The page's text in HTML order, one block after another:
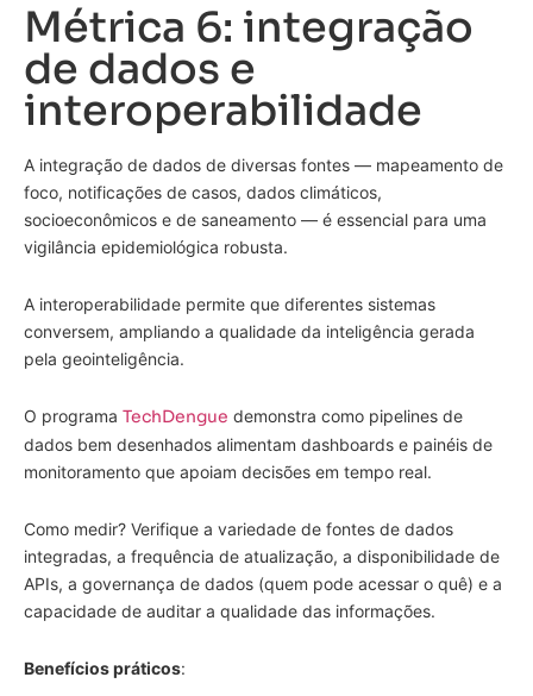
Métrica 6: integração
de dados e
interoperabilidade
A integração de dados de diversas fontes — mapeamento de
foco, notificações de casos, dados climáticos,
socioeconômicos e de saneamento — é essencial para uma
vigilância epidemiológica robusta.
A interoperabilidade permite que diferentes sistemas
conversem, ampliando a qualidade da inteligência gerada
pela geointeligência.
O programa TechDengue demonstra como pipelines de
dados bem desenhados alimentam dashboards e painéis de
monitoramento que apoiam decisões em tempo real.
Como medir? Verifique a variedade de fontes de dados
integradas, a frequência de atualização, a disponibilidade de
APIs, a governança de dados (quem pode acessar o quê) e a
capacidade de auditar a qualidade das informações.
Benefícios práticos: